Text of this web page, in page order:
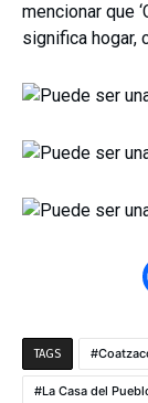
mencionar que
significa hogar,
TAGS
La Casa del